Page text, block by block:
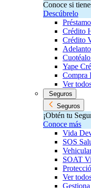
Conoce si
Descúbrelo
Crédito
Crédito
Yape
Compra
Ver
Seguros
Seguros
¡Obtén tu
Conoce más
Vida
SOS
SOAT
Ver